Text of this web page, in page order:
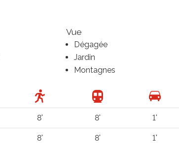
Vue
Dégagée
Jardin
Montagnes
8' 8' 1'
8' 8' 1'